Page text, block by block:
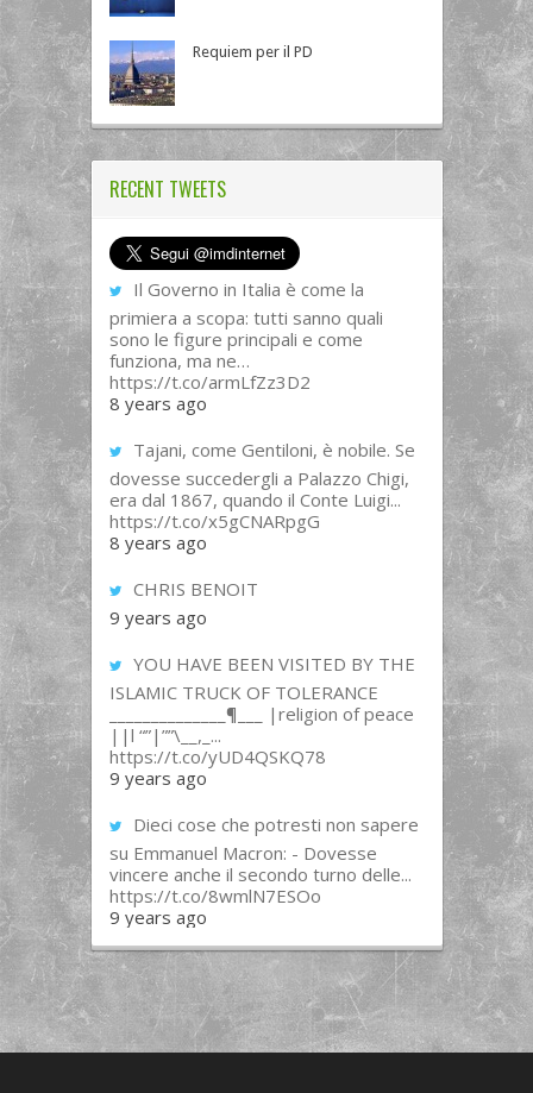
Requiem per il PD
RECENT TWEETS
Il Governo in Italia è come la
primiera a scopa: tutti sanno quali
sono le figure principali e come
funziona, ma ne…
https://t.co/armLfZz3D2
8 years ago
Tajani, come Gentiloni, è nobile. Se
dovesse succedergli a Palazzo Chigi,
era dal 1867, quando il Conte Luigi...
https://t.co/x5gCNARpgG
8 years ago
CHRIS BENOIT
9 years ago
YOU HAVE BEEN VISITED BY THE
ISLAMIC TRUCK OF TOLERANCE
______________¶___ |religion of peace
||l “”|””\__,_...
https://t.co/yUD4QSKQ78
9 years ago
Dieci cose che potresti non sapere
su Emmanuel Macron: - Dovesse
vincere anche il secondo turno delle...
https://t.co/8wmlN7ESOo
9 years ago